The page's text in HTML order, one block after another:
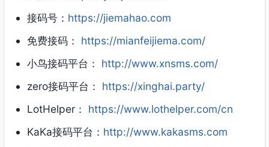
接码号： https://jiemahao.com
免费接码： https://mianfeijiema.com/
小鸟接码平台： http://www.xnsms.com/
zero接码平台： https://xinghai.party/
LotHelper： https://www.lothelper.com/cn
KaKa接码平台： http://www.kakasms.com